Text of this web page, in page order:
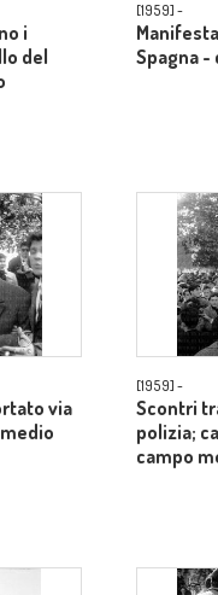
i
del
[1959] -
Spagna -
via
[1959] -
Scontri
polizia;
campo